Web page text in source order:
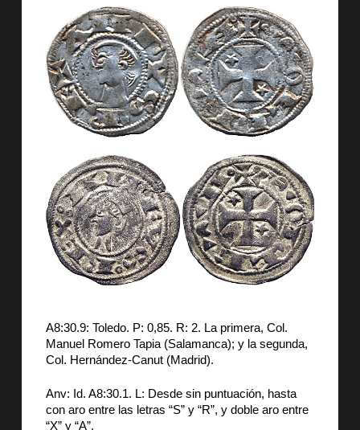
A8:30.9: Toledo. P: 0,85. R: 2. La primera, Col.
Manuel Romero Tapia (Salamanca); y la segunda,
Col. Hernández-Canut (Madrid).
Anv: Id. A8:30.1. L: Desde sin puntuación, hasta
con aro entre las letras “S” y “R”, y doble aro entre
“X” y “A”.